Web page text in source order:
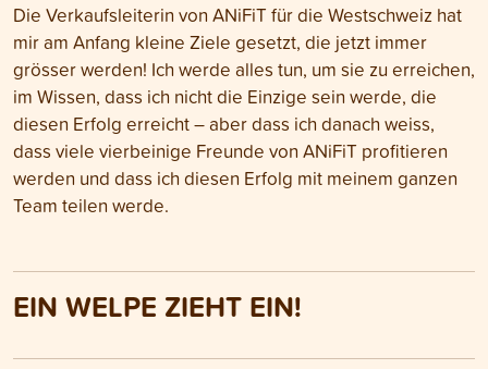
Die Verkaufsleiterin von ANiFiT für die Westschweiz hat
mir am Anfang kleine Ziele gesetzt, die jetzt immer
grösser werden! Ich werde alles tun, um sie zu erreichen,
im Wissen, dass ich nicht die Einzige sein werde, die
diesen Erfolg erreicht – aber dass ich danach weiss,
dass viele vierbeinige Freunde von ANiFiT profitieren
werden und dass ich diesen Erfolg mit meinem ganzen
Team teilen werde.
EIN WELPE ZIEHT EIN!